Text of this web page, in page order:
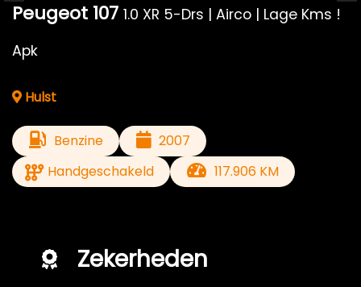
Peugeot 107 1.0 XR 5-Drs | Airco | Lage Kms !
Apk
Hulst
Benzine
2007
Handgeschakeld
117.906 KM
Zekerheden